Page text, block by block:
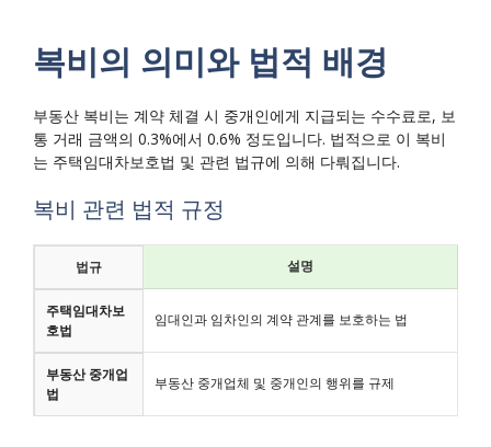
복비의 의미와 법적 배경
부동산 복비는 계약 체결 시 중개인에게 지급되는 수수료로, 보
통 거래 금액의 0.3%에서 0.6% 정도입니다. 법적으로 이 복비
는 주택임대차보호법 및 관련 법규에 의해 다뤄집니다.
복비 관련 법적 규정
법규 설명
주택임대차보
호법
임대인과 임차인의 계약 관계를 보호하는 법
부동산 중개업
법
부동산 중개업체 및 중개인의 행위를 규제